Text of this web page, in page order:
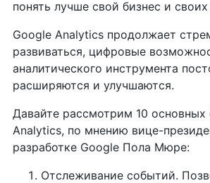
понять лучше свой бизнес и своих
Google Analytics продолжает
развиваться, цифровые
аналитического инструмента
расширяются и улучшаются.
Давайте рассмотрим 10
Analytics, по мнению вице-
разработке Google Пола Мюре:
Отслеживание событий.